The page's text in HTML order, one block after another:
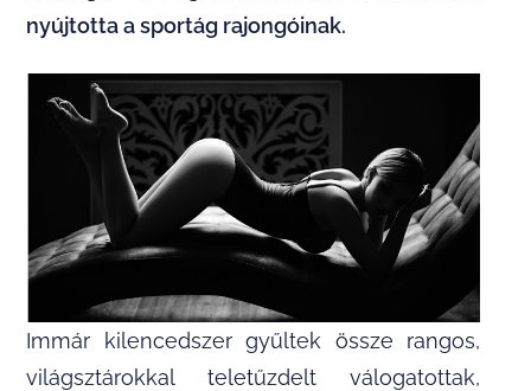
nyújtotta a sportág rajongóinak.
Immár kilencedszer gyűltek össze rangos,
világsztárokkal teletűzdelt válogatottak,